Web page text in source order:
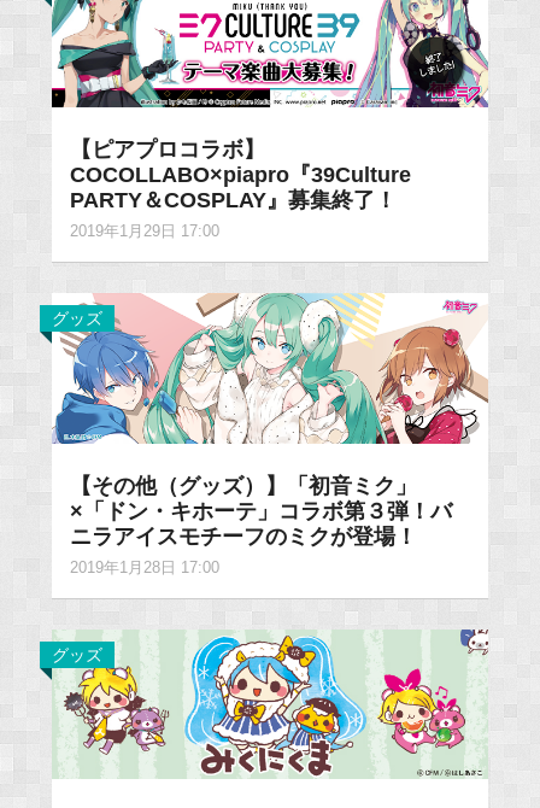
【ピアプロコラボ】
COCOLLABO×piapro『39Culture
PARTY＆COSPLAY』募集終了！
2019年1月29日 17:00
グッズ
【その他（グッズ）】「初音ミク」
×「ドン・キホーテ」コラボ第３弾！バ
ニラアイスモチーフのミクが登場！
2019年1月28日 17:00
グッズ